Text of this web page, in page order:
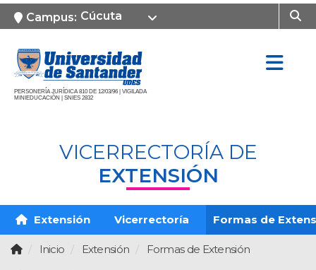
Campus: Cúcuta
PERSONERÍA JURÍDICA 810 DE 12/03/96 | VIGILADA
MINIEDUCACIÓN | SNIES 2832
VICERRECTORÍA DE
EXTENSIÓN
Extensión Vicerrectoría Formas de
Inicio Extensión Formas de Extensión